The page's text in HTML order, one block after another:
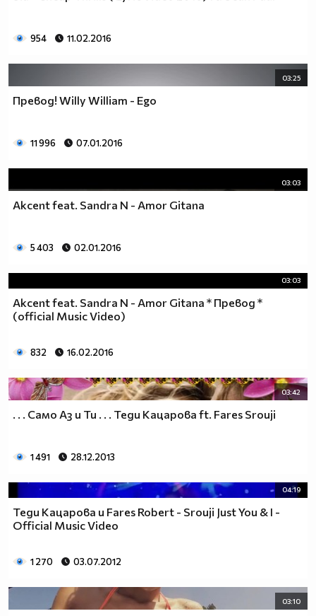
954 11.02.2016
03:25
Превод! Willy William - Ego
11 996 07.01.2016
03:03
Akcent feat. Sandra N - Amor Gitana
5 403 02.01.2016
03:03
Akcent feat. Sandra N - Amor Gitana * Превод *
(official Music Video)
832 16.02.2016
03:42
. . . Само Аз и Ти . . . Teди Кацарова ft. Fares Srouji
1 491 28.12.2013
04:19
Теди Кацарова и Fares Robert - Srouji Just You & I -
Official Music Video
1 270 03.07.2012
03:10